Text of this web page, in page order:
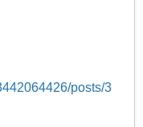
posts/3